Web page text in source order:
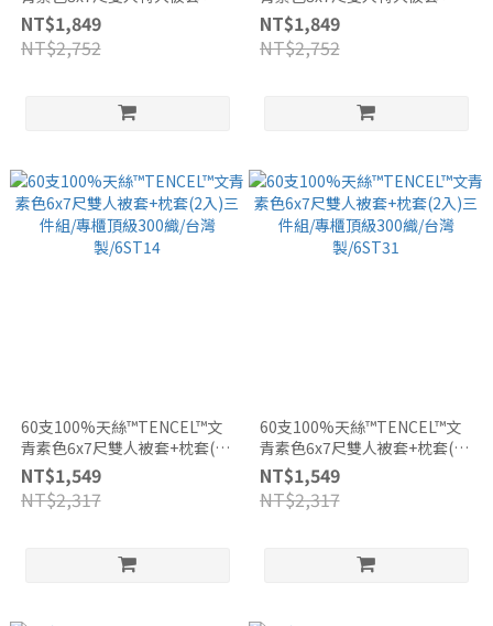
套(2入)三件組/專櫃頂級300織/
台灣製/6ST14
NT$1,849
NT$2,752
套(2入)三件組/專櫃頂級300織/
台灣製/6ST31
NT$1,849
NT$2,752
60支100%天絲™TENCEL™文
青素色6x7尺雙人被套+枕套(2
入)三件組/專櫃頂級300織/台灣
製/6ST14
NT$1,549
NT$2,317
60支100%天絲™TENCEL™文
青素色6x7尺雙人被套+枕套(2
入)三件組/專櫃頂級300織/台灣
製/6ST31
NT$1,549
NT$2,317